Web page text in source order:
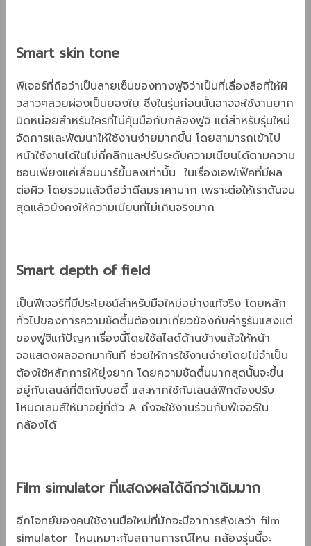
Smart skin tone
ฟีเจอร์ที่ถือว่าเป็นลายเซ็นของทางฟูจิว่าเป็นที่เลื่องลือที่ให้ผิ
วสาวๆสวยผ่องเป็นยองใย ซึ่งในรุ่นก่อนนั้นอาจจะใช้งานยาก
นิดหน่อยสำหรับใครที่ไม่คุ้นมือกับกล้องฟูจิ แต่สำหรับรุ่นใหม่
จัดการและพัฒนาให้ใช้งานง่ายมากขึ้น โดยสามารถเข้าไป
หน้าใช้งานได้ในไม่กี่คลิกและปรับระดับความเนียนได้ตามความ
ชอบเพียงแค่เลื่อนบาร์ขึ้นลงเท่านั้น ในเรื่องเอฟเฟ็คที่มีผล
ต่อผิว โดยรวมแล้วถือว่าดีสมราคามาก เพราะต่อให้เราดันจน
สุดแล้วยังคงให้ความเนียนที่ไม่เกินจริงมาก
Smart depth of field
เป็นฟีเจอร์ที่มีประโยชน์สำหรับมือใหม่อย่างแท้จริง โดยหลัก
ทั่วไปของการความชัดตื้นต้องมาเกี่ยวข้องกับค่ารูรับแสงแต่
ของฟูจิแก้ปัญหาเรื่องนี้โดยใช้สไลด์ด้านข้างแล้วให้หน้า
จอแสดงผลออกมาทันที ช่วยให้การใช้งานง่ายโดยไม่จำเป็น
ต้องใช้หลักการให้ยุ่งยาก โดยความชัดตื้นมากสุดนั้นจะขึ้น
อยู่กับเลนส์ที่ติดกับบอดี้ และหากใช้กับเลนส์ฟิกต้องปรับ
โหมดเลนส์ให้มาอยู่ที่ตัว A ถึงจะใช้งานร่วมกับฟีเจอร์ใน
กล้องได้
Film simulator ที่แสดงผลได้ดีกว่าเดิมมาก
อีกโจทย์ของคนใช้งานมือใหม่ที่มักจะมีอาการลังเลว่า film
simulator ไหนเหมาะกับสถานการณ์ไหน กล้องรุ่นนี้จะ